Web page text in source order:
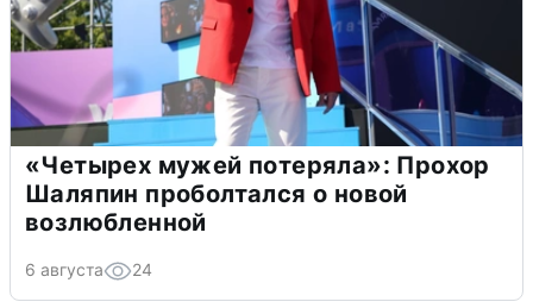
«Четырех мужей потеряла»: Прохор
Шаляпин проболтался о новой
возлюбленной
6 августа 24